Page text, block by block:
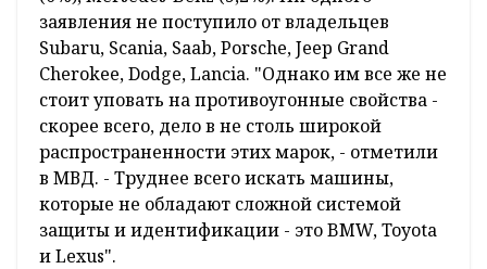
заявления не поступило от владельцев
Subaru, Scania, Saab, Porsche, Jeep Grand
Cherokee, Dodge, Lancia. "Однако им все же не
стоит уповать на противоугонные свойства -
скорее всего, дело в не столь широкой
распространенности этих марок, - отметили
в МВД. - Труднее всего искать машины,
которые не обладают сложной системой
защиты и идентификации - это BMW, Toyota
и Lexus".